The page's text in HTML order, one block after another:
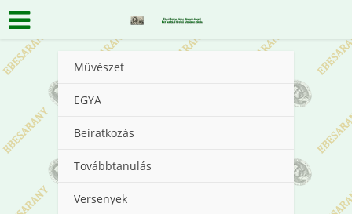
Művészet
EGYA
Beiratkozás
Továbbtanulás
Versenyek